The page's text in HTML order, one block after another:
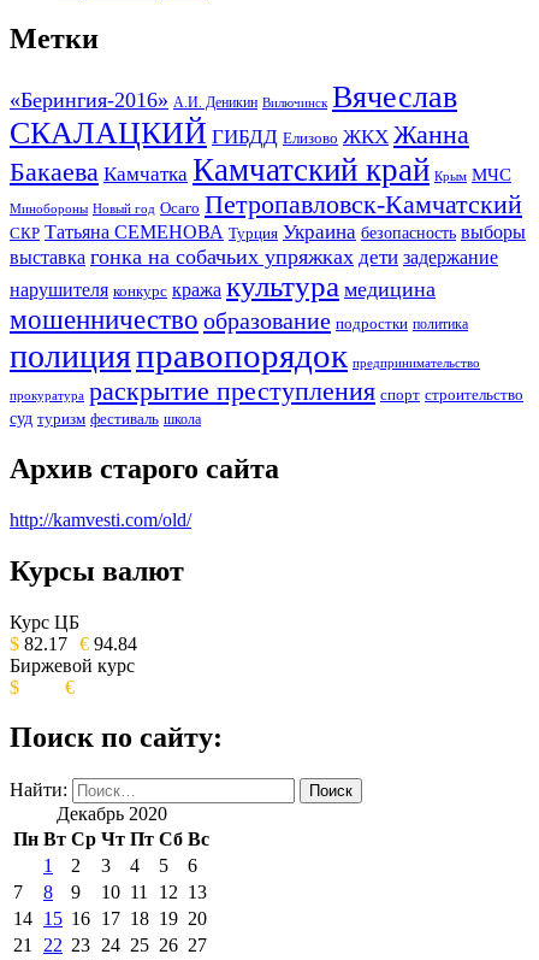
Метки
«Берингия-2016» А.И. Деникин Вилючинск Вячеслав
СКАЛАЦКИЙ ГИБДД Елизово ЖКХ Жанна
Бакаева Камчатка Камчатский край Крым МЧС
Минобороны Новый год Осаго Петропавловск-Камчатский
СКР Татьяна СЕМЕНОВА Турция Украина безопасность выборы
выставка гонка на собачьих упряжках дети задержание
нарушителя конкурс кража культура медицина
мошенничество образование подростки политика
полицияправопорядок предпринимательство
прокуратура раскрытие преступления спорт строительство
суд туризм фестиваль школа
Архив старого сайта
http://kamvesti.com/old/
ОБЩЕСТВЕННО-ПОЛИТИЧЕСКОЕ
ИЗДАНИЕ КАМЧАТСКОГО КРАЯ.
Курсы валют
Курс ЦБ
$ 82.17 € 94.84
Биржевой курс
$
€
Поиск по сайту:
Найти:
Декабрь 2020
Пн Вт Ср Чт Пт Сб Вс
1 2 3 4 5
6
7
8 9 10 11 12 13
14 15 16 17 18 19 20
21
22 23 24 25 26 27